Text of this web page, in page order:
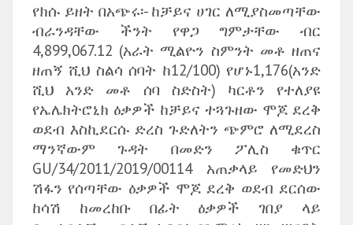
የክሱ ይዘት በአጭሩ፡- ከቻይና ሀገር ለሚያስመጣቸው
ብራንዳቸው ችንት የዋጋ ግምታቸው ብር
4,899,067.12 (አራት ሚልዮን ስምንት መቶ ዘጠና
ዘጠኝ ሺህ ስልሳ ሰባት ከ12/100) የሆኑ1,176(አንድ
ሺህ አንድ መቶ ሰባ ስድስት) ካርቶን የተለያዩ
የኤሌክትሮኒክ ዕቃዎች ከቻይና ተጓጉዘው ሞጆ ደረቅ
ወደብ እስኪደርሱ ድረስ ጉድለትን ጭምሮ ለሚደረስ
ማንኛውም ጉዳት በመድን ፖሊስ ቁጥር
GU/34/2011/2019/00114 አጠቃላይ የመድህን
ሽፋን የሰጣቸው ዕቃዎች ሞጆ ደረቅ ወደብ ደርሰው
ከሳሽ ከመረከቡ በፊት ዕቃዎች ገበያ ላይ